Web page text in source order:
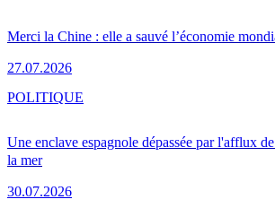
Merci la Chine : elle a sauvé l’économie
27.07.2026
Une enclave espagnole dépassée par l'afflux
la mer
30.07.2026
POLITIQUE